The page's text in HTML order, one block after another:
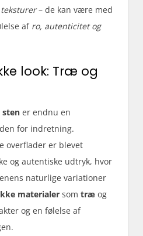
– de kan være med
af ro, autenticitet og
look: Træ og
sten er endnu en
for indretning.
overflader er blevet
og autentiske udtryk, hvor
naturlige variationer
materialer somtræ og
og en følelse af